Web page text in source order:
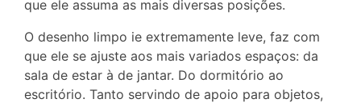
que ele assuma as mais diversas posições.
O desenho limpo ie extremamente leve, faz com
que ele se ajuste aos mais variados espaços: da
sala de estar à de jantar. Do dormitório ao
escritório. Tanto servindo de apoio para objetos,